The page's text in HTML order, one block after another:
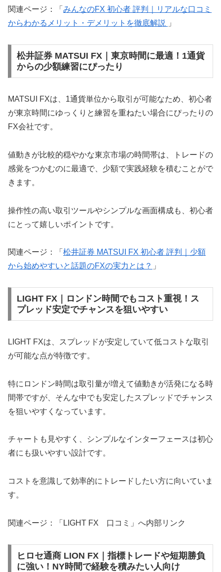
関連ページ：「 みんなのFX 初心者 評判｜リアルな口コミ
からわかるメリット・デメリットを徹底解説
」
松井証券 MATSUI FX｜東京時間に最適！1通貨
からの少額練習にぴったり
MATSUI FXは、1通貨単位から取引が可能なため、初心者
が東京時間にゆっくりと練習を重ねたい場合にぴったりの
FX会社です。
値動きが比較的穏やかな東京市場の時間帯は、トレードの
感覚をつかむのに最適で、少額で実践経験を積むことがで
きます。
操作性の高い取引ツールやシンプルな画面構成も、初心者
にとって嬉しいポイントです。
関連ページ：「 松井証券 MATSUI FX 初心者 評判｜少額
から始めやすいと話題のFXの実力とは？ 」
LIGHT FX｜ロンドン時間でもコスト重視！ス
プレッド安定でチャンスを狙いやすい
LIGHT FXは、スプレッドが安定していて低コストな取引
が可能な点が特徴です。
特にロンドン時間は取引量が増えて値動きが活発になる時
間帯ですが、そんな中でも安定したスプレッドでチャンス
を狙いやすくなっています。
チャートも見やすく、シンプルなインターフェースは初心
者にも扱いやすい設計です。
コストを意識して効率的にトレードしたい方に向いていま
す。
関連ページ：「LIGHT FX 口コミ」へ内部リンク
ヒロセ通商 LION FX｜指標トレードや短期勝負
に強い！NY時間で経験を積みたい人向け